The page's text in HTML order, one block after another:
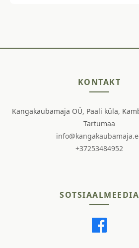
KONTAKT
Kangakaubamaja OÜ, Paali küla,
Tartumaa
+37253484952
SOTSIAALMEEDIA